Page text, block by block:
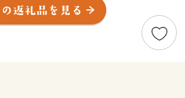
納税」を通してお楽しみください。